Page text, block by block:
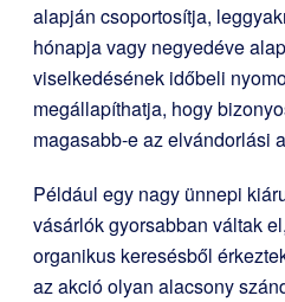
alapján csoportosítja,
hónapja vagy negyedéve
viselkedésének időbeli
megállapíthatja, hogy
magasabb-e az elvándorlási
Például egy nagy ünnepi
vásárlók gyorsabban váltak
organikus keresésből
az akció olyan alacsony